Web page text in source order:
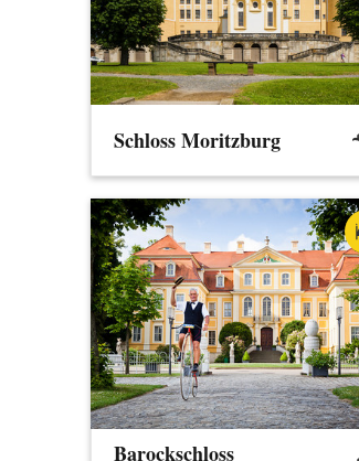
Schloss Moritzburg
Barockschloss